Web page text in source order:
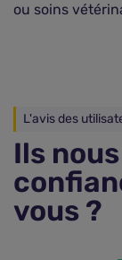
ou soins
L'avis des
Ils
vous ?